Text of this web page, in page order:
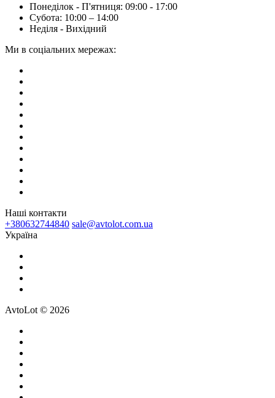
Понеділок - П'ятниця: 09:00 - 17:00
Субота: 10:00 – 14:00
Неділя - Вихідний
Ми в соціальних мережах:
Наші контакти
+380632744840 sale@avtolot.com.ua
Українa
AvtoLot © 2026